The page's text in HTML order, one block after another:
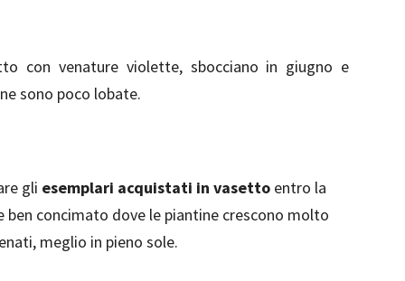
con venature violette, sbocciano in giugno e
sono poco lobate.
gli esemplari acquistati in vasetto entro la
concimato dove le piantine crescono molto
meglio in pieno sole.